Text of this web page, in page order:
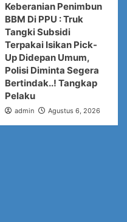
Keberanian Penimbun
BBM Di PPU : Truk
Tangki Subsidi
Terpakai Isikan Pick-
Up Didepan Umum,
Polisi Diminta Segera
Bertindak..! Tangkap
Pelaku
admin Agustus 6, 2026